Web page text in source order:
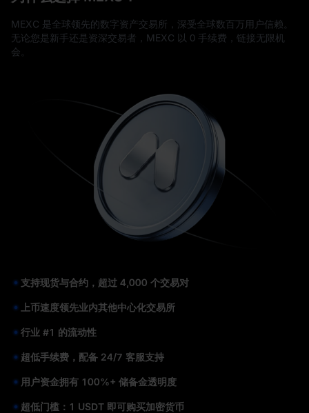
MEXC 是全球领先的数字资产交易所，深受全球数百万用户信赖。
无论您是新手还是资深交易者，MEXC 以 0 手续费，链接无限机
会。
支持现货与合约，超过 4,000 个交易对
上币速度领先业内其他中心化交易所
行业 #1 的流动性
超低手续费，配备 24/7 客服支持
用户资金拥有 100%+ 储备金透明度
超低门槛：1 USDT 即可购买加密货币